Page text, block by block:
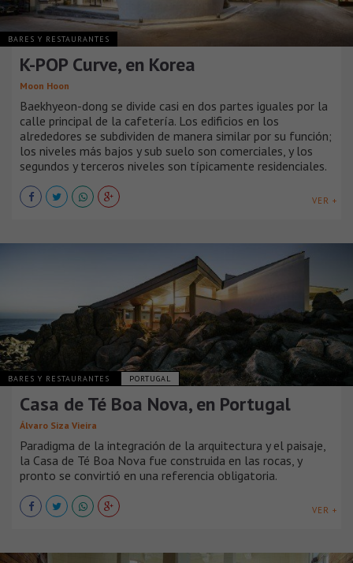
BARES Y RESTAURANTES
K-POP Curve, en Korea
Moon Hoon
Baekhyeon-dong se divide casi en dos partes iguales por la
calle principal de la cafetería. Los edificios en los
alrededores se subdividen de manera similar por su función;
los niveles más bajos y sub suelo son comerciales, y los
segundos y terceros niveles son típicamente residenciales.
VER +
BARES Y RESTAURANTES PORTUGAL
Casa de Té Boa Nova, en Portugal
Álvaro Siza Vieira
Paradigma de la integración de la arquitectura y el paisaje,
la Casa de Té Boa Nova fue construida en las rocas, y
pronto se convirtió en una referencia obligatoria.
VER +